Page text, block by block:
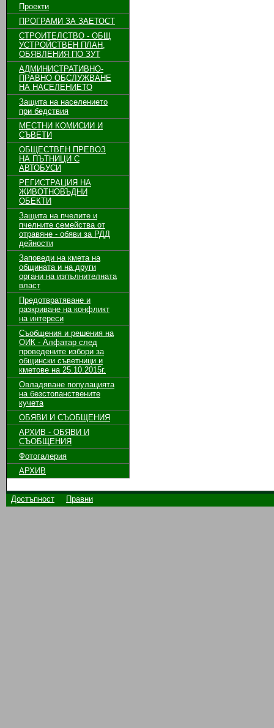
Проекти
ПРОГРАМИ ЗА ЗАЕТОСТ
СТРОИТЕЛСТВО - ОБЩ
УСТРОЙСТВЕН ПЛАН,
ОБЯВЛЕНИЯ ПО ЗУТ
АДМИНИСТРАТИВНО-
ПРАВНО ОБСЛУЖВАНЕ
НА НАСЕЛЕНИЕТО
Защита на населението
при бедствия
МЕСТНИ КОМИСИИ И
СЪВЕТИ
ОБЩЕСТВЕН ПРЕВОЗ
НА ПЪТНИЦИ С
АВТОБУСИ
РЕГИСТРАЦИЯ НА
ЖИВОТНОВЪДНИ
ОБЕКТИ
Защита на пчелите и
пчелните семейства от
отравяне - обяви за РДД
дейности
Заповеди на кмета на
общината и на други
органи на изпълнителната
власт
Предотвратяване и
разкриване на конфликт
на интереси
Съобщения и решения на
ОИК - Алфатар след
проведените избори за
общински съветници и
кметове на 25.10.2015г.
Овладяване популацията
на безстопанствените
кучета
ОБЯВИ И СЪОБЩЕНИЯ
АРХИВ - ОБЯВИ И
СЪОБЩЕНИЯ
Фотогалерия
АРХИВ
Достъпност Правни